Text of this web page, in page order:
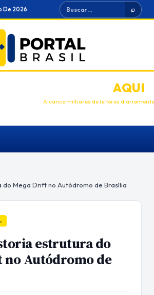
De 2026 Buscar ⌕
ANUNCIEAQUI
Alcance milhares de leitores diariamente
do Mega Drift no Autódromo de Brasília
estrutura do
no Autódromo de